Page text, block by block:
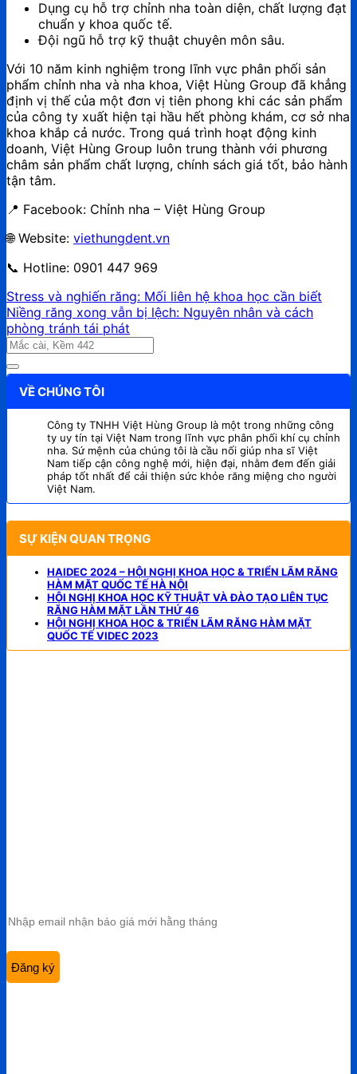
Dụng cụ hỗ trợ chỉnh nha toàn diện, chất lượng đạt
chuẩn y khoa quốc tế.
Đội ngũ hỗ trợ kỹ thuật chuyên môn sâu.
Với 10 năm kinh nghiệm trong lĩnh vực phân phối sản
phẩm chỉnh nha và nha khoa, Việt Hùng Group đã khẳng
định vị thế của một đơn vị tiên phong khi các sản phẩm
của công ty xuất hiện tại hầu hết phòng khám, cơ sở nha
khoa khắp cả nước. Trong quá trình hoạt động kinh
doanh, Việt Hùng Group luôn trung thành với phương
châm sản phẩm chất lượng, chính sách giá tốt, bảo hành
tận tâm.
📍 Facebook: Chỉnh nha – Việt Hùng Group
🌐 Website: viethungdent.vn
📞 Hotline: 0901 447 969
Stress và nghiến răng: Mối liên hệ khoa học cần biết
Niềng răng xong vẫn bị lệch: Nguyên nhân và cách
phòng tránh tái phát
VỀ CHÚNG TÔI
Công ty TNHH Việt Hùng Group là một trong những công
ty uy tín tại Việt Nam trong lĩnh vực phân phối khí cụ chỉnh
nha. Sứ mệnh của chúng tôi là cầu nối giúp nha sĩ Việt
Nam tiếp cận công nghệ mới, hiện đại, nhằm đem đến giải
pháp tốt nhất để cải thiện sức khỏe răng miệng cho người
Việt Nam.
SỰ KIỆN QUAN TRỌNG
HAIDEC 2024 – HỘI NGHỊ KHOA HỌC & TRIỂN LÃM RĂNG
HÀM MẶT QUỐC TẾ HÀ NỘI
HỘI NGHỊ KHOA HỌC KỸ THUẬT VÀ ĐÀO TẠO LIÊN TỤC
RĂNG HÀM MẶT LẦN THỨ 46
HỘI NGHỊ KHOA HỌC & TRIỂN LÃM RĂNG HÀM MẶT
QUỐC TẾ VIDEC 2023